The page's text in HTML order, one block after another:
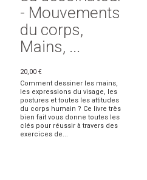
- Mouvements
du corps,
Mains, ...
20,00 €
Comment dessiner les mains,
les expressions du visage, les
postures et toutes les attitudes
du corps humain ? Ce livre très
bien fait vous donne toutes les
clés pour réussir à travers des
exercices de...